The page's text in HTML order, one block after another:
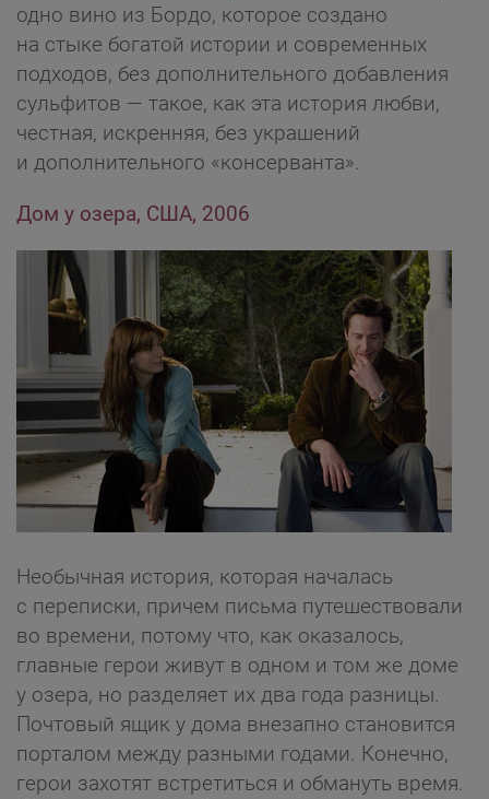
одно вино из Бордо, которое создано
на стыке богатой истории и современных
подходов, без дополнительного добавления
сульфитов — такое, как эта история любви,
честная, искренняя, без украшений
и дополнительного «консерванта».
Дом у озера, США, 2006
Необычная история, которая началась
с переписки, причем письма путешествовали
во времени, потому что, как оказалось,
главные герои живут в одном и том же доме
у озера, но разделяет их два года разницы.
Почтовый ящик у дома внезапно становится
порталом между разными годами. Конечно,
герои захотят встретиться и обмануть время.